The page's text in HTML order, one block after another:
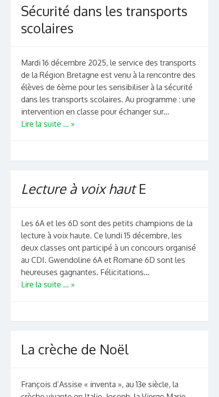
Sécurité dans les transports
scolaires
Mardi 16 décembre 2025, le service des transports
de la Région Bretagne est venu à la rencontre des
élèves de 6ème pour les sensibiliser à la sécurité
dans les transports scolaires. Au programme : une
intervention en classe pour échanger sur...
Lire la suite ... »
Lecture à voix hautE
Les 6A et les 6D sont des petits champions de la
lecture à voix haute. Ce lundi 15 décembre, les
deux classes ont participé à un concours organisé
au CDI. Gwendoline 6A et Romane 6D sont les
heureuses gagnantes. Félicitations...
Lire la suite ... »
La crèche de Noël
François d’Assise « inventa », au 13e siècle, la